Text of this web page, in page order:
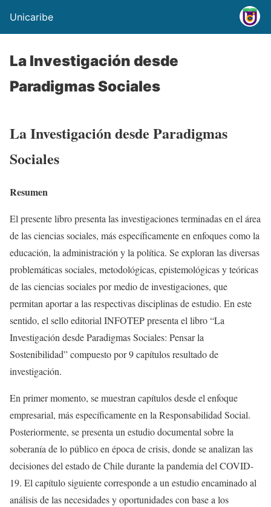
Unicaribe
La Investigación desde
Paradigmas Sociales
La Investigación desde Paradigmas
Sociales
Resumen
El presente libro presenta las investigaciones terminadas en el área
de las ciencias sociales, más específicamente en enfoques como la
educación, la administración y la política. Se exploran las diversas
problemáticas sociales, metodológicas, epistemológicas y teóricas
de las ciencias sociales por medio de investigaciones, que
permitan aportar a las respectivas disciplinas de estudio. En este
sentido, el sello editorial INFOTEP presenta el libro “La
Investigación desde Paradigmas Sociales: Pensar la
Sostenibilidad” compuesto por 9 capítulos resultado de
investigación.
En primer momento, se muestran capítulos desde el enfoque
empresarial, más específicamente en la Responsabilidad Social.
Posteriormente, se presenta un estudio documental sobre la
soberanía de lo público en época de crisis, donde se analizan las
decisiones del estado de Chile durante la pandemia del COVID-
19. El capítulo siguiente corresponde a un estudio encaminado al
análisis de las necesidades y oportunidades con base a los